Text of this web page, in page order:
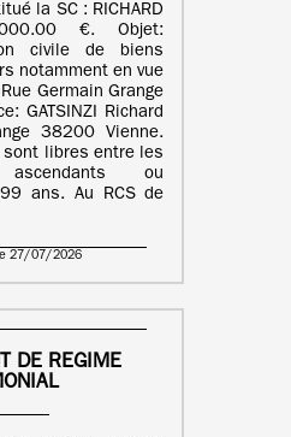
la SC : RICHARD
€. Objet:
civile de biens
notamment en vue
Germain Grange
GATSINZI Richard
38200 Vienne.
libres entre les
ou
ans. Au RCS de
27/07/2026
DE REGIME